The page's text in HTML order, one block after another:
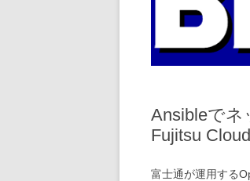
Ansibleで
Fujitsu
富士通が運用する